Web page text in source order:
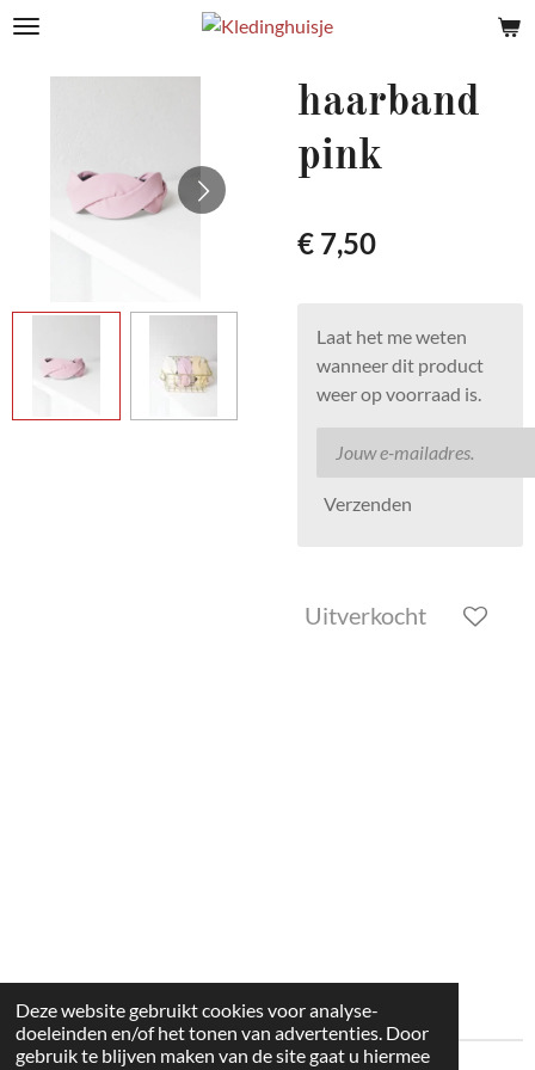
Deze website gebruikt cookies voor analyse-
doeleinden en/of het tonen van advertenties. Door
gebruik te blijven maken van de site gaat u hiermee
Ga
naar
haarband
pink
€ 7,50
Laat het me weten
wanneer dit product
weer op voorraad is.
Verzenden
Uitverkocht